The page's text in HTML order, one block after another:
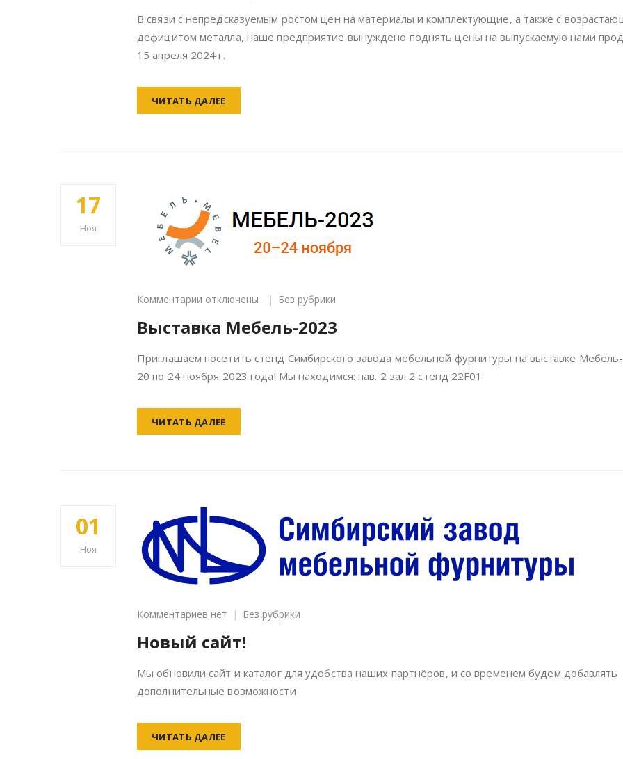
В связи с непредсказуемым ростом цен на материалы и комплектующие, а также с
дефицитом металла, наше предприятие вынуждено поднять цены на выпускаемую нами
15 апреля 2024 г.
ЧИТАТЬ ДАЛЕЕ
17
Ноя
Комментарии к
Выставка
отключены Без рубрики
Выставка Мебель-2023
Приглашаем посетить стенд Симбирского завода мебельной фурнитуры на выставке
20 по 24 ноября 2023 года! Мы находимся: пав. 2 зал 2 стенд 22F01
ЧИТАТЬ ДАЛЕЕ
01
Ноя
Комментариев к
Новый
нет Без рубрики
Новый сайт!
Мы обновили сайт и каталог для удобства наших партнёров, и со временем будем добавлять
дополнительные возможности
ЧИТАТЬ ДАЛЕЕ